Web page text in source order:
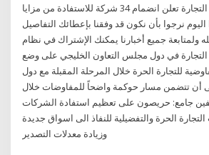
هذه تفاصيل خبر وزيرة التجارة تعلن انضمام 34 شركة للاستفادة من مزايا
اليوم نرجوا بأن نكون قد وفقنا بإعطائك التفاصيل
ولمتابعة جميع أخبارنا يمكنك الإشتراك في نظام
التجارة في دول مجلس التعاون الخليجي على وضع
للتجارة الحرة خلال المرحلة المقبلة مع دول
أن تتضمن مسار حوكمة واضحاً للمفاوضات خلال
المقبل 2021. نيفين جامع: حريصون على تعظيم استفادة الشركات
الحرة والتفضيلية للنفاذ الى اسواق جديدة
وزيادة معدلات التصدير